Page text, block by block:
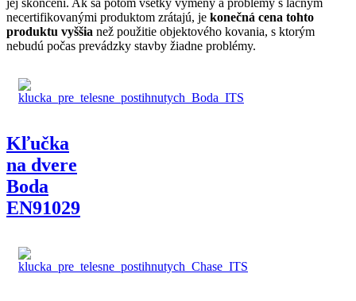
jej skončení. Ak sa potom všetky výmeny a problémy s lacným
necertifikovanými produktom zrátajú, je konečná cena tohto
produktu vyššia než použitie objektového kovania, s ktorým
nebudú počas prevádzky stavby žiadne problémy.
Kľučka
na dvere
Boda
EN91029